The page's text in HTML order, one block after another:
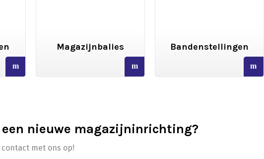
read
more
Magazijnbalies
read
more
Bandenstellingen
read
more
nieuwe magazijninrichting?
met ons op!